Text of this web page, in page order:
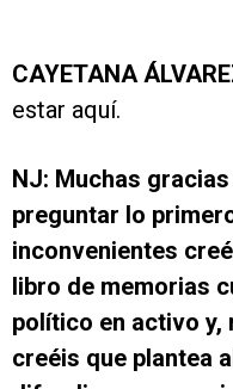
CAYETANA
estar aquí.
NJ: Muchas
preguntar lo
inconvenientes
libro de memorias
político en activo y,
creéis que plantea